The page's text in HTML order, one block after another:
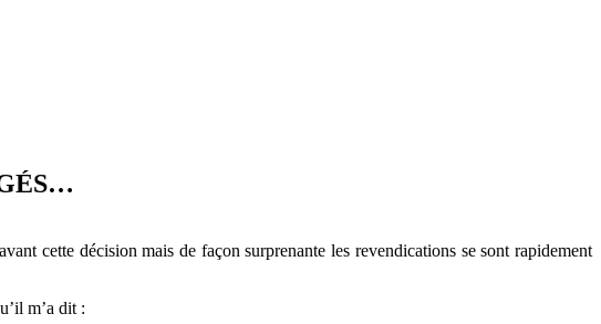
cette décision mais de façon surprenante les revendications se sont rapidement
m’a dit :